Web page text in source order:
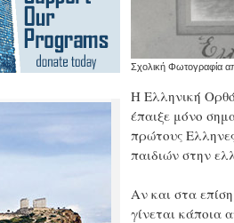
Σχολική Φωτογραφία
Η Ελληνική
έπαιξε μόνο
πρώτους
παιδιών στην
Αν και στα
γίνεται κάποια